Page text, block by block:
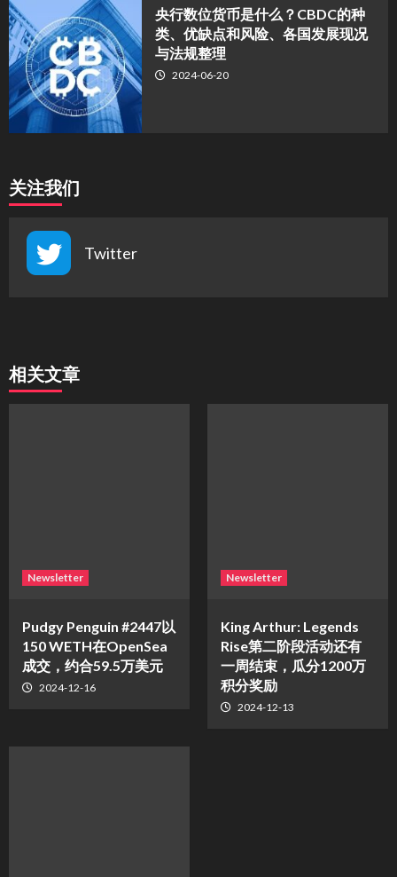
央行数位货币是什么？CBDC的种
类、优缺点和风险、各国发展现况
与法规整理
2024-06-20
关注我们
Twitter
相关文章
Newsletter
Pudgy Penguin #2447以
150 WETH在OpenSea
成交，约合59.5万美元
2024-12-16
Newsletter
King Arthur: Legends
Rise第二阶段活动还有
一周结束，瓜分1200万
积分奖励
2024-12-13